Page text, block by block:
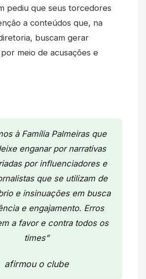
pediu que seus torcedores
a conteúdos que, na
buscam gerar
meio de acusações e
à Família Palmeiras que
enganar por narrativas
por influenciadores e
que se utilizam de
e insinuações em busca
e engajamento. Erros
a favor e contra todos os
times”
afirmou o clube